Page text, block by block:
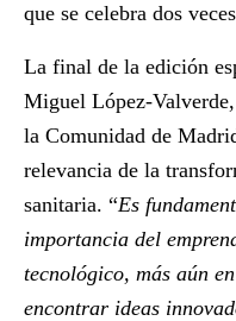
que se celebra dos
La final de la edición
Miguel López-Valverde
la Comunidad de
relevancia de la
sanitaria. “Es
importancia del
tecnológico, más aún
encontrar ideas